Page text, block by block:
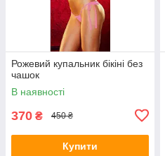
Рожевий купальник бікіні без
чашок
В наявності
370 ₴ 450 ₴
Купити